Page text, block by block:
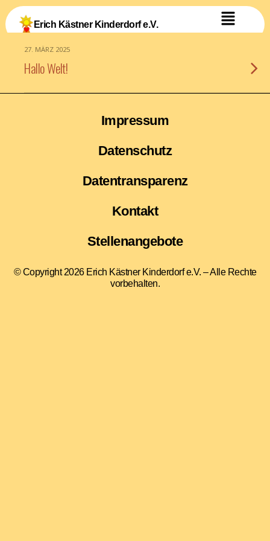
Erich Kästner Kinderdorf e.V.
27. MÄRZ 2025
Hallo Welt!
Impressum
Datenschutz
Datentransparenz
Kontakt
Stellenangebote
© Copyright 2026 Erich Kästner Kinderdorf e.V. – Alle Rechte
vorbehalten.